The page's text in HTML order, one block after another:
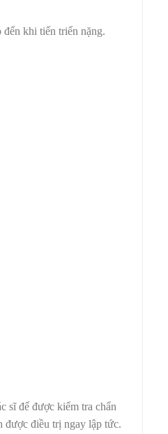
khi tiến triển nặng.
sĩ để được kiểm tra chẩn
được điều trị ngay lập tức.